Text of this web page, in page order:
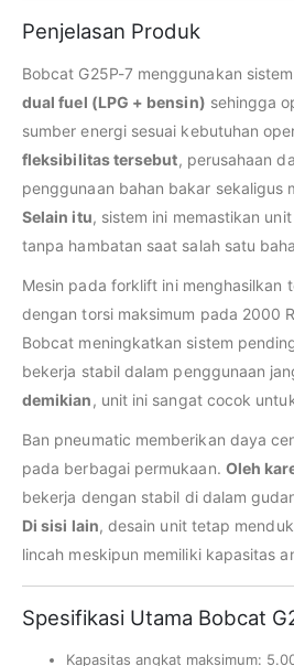
Penjelasan Produk
Bobcat G25P-7 menggunakan
dual fuel (LPG + bensin) sehingga
sumber energi sesuai kebutuhan
fleksibilitas tersebut, perusahaan
penggunaan bahan bakar sekaligus
Selain itu, sistem ini memastikan
tanpa hambatan saat salah satu
Mesin pada forklift ini menghasilkan
dengan torsi maksimum pada 2000
Bobcat meningkatkan sistem
bekerja stabil dalam penggunaan
demikian, unit ini sangat cocok
Ban pneumatic memberikan daya
pada berbagai permukaan. Oleh
bekerja dengan stabil di dalam
Di sisi lain, desain unit tetap
lincah meskipun memiliki kapasitas
Spesifikasi Utama Bobcat
Kapasitas angkat maksimum: